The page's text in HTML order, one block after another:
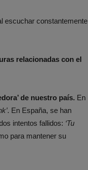
escuchar constantemente
relacionadas con el
de nuestro país. En
. En España, se han
intentos fallidos: ‘Tu
para mantener su